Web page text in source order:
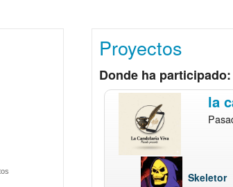
Proyectos
Donde ha
la
Skeletor